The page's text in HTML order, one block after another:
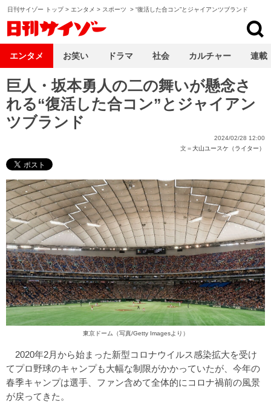
日刊サイゾー トップ> エンタメ > スポーツ > “復活した合コン”とジャイアンツブランド
巨人・坂本勇人の二の舞いが懸念さ
れる“復活した合コン”とジャイアン
ツブランド
2024/02/28 12:00
文＝大山ユースケ（ライター）
東京ドーム（写真/Getty Imagesより）
2020年2月から始まった新型コロナウイルス感染拡大を受け
てプロ野球のキャンプも大幅な制限がかかっていたが、今年の
春季キャンプは選手、ファン含めて全体的にコロナ禍前の風景
が戻ってきた。
エンタメ お笑い ドラマ 社会 カルチャー 連載